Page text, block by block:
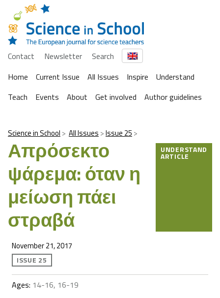
Contact Newsletter
Search
Home
Current Issue All Issues Inspire
Understand
Teach
Events About Get involved Author guidelines
Science in School All Issues Issue 25
Απρόσεκτο
ψάρεμα: όταν η
μείωση πάει
στραβά
UNDERSTAND
ARTICLE
November 21, 2017
ISSUE 25
Ages: 14-16, 16-19